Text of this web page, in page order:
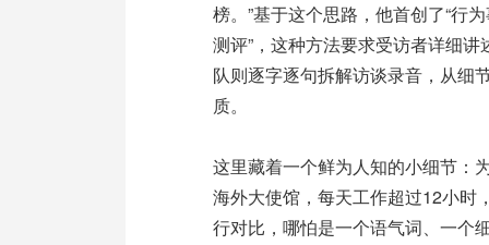
榜。”基于这个思路，他首创了“行
测评”，这种方法要求受访者详细
队则逐字逐句拆解访谈录音，从细
质。
这里藏着一个鲜为人知的小细节：
海外大使馆，每天工作超过12小时
行对比，哪怕是一个语气词、一个